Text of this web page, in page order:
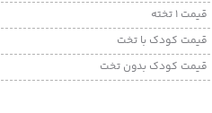
قیمت 1 تخته
قیمت کودک با تخت
قیمت کودک بدون تخت